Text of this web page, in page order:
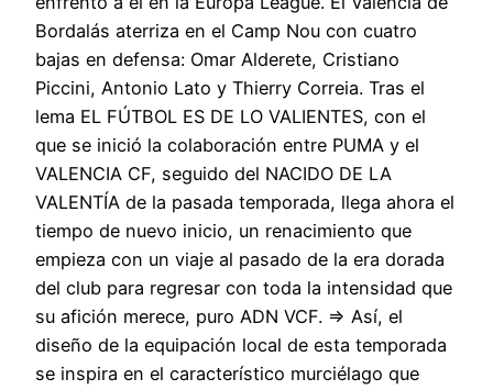
Bordalás aterriza en el Camp Nou con cuatro
bajas en defensa: Omar Alderete, Cristiano
Piccini, Antonio Lato y Thierry Correia. Tras el
lema EL FÚTBOL ES DE LO VALIENTES, con el
que se inició la colaboración entre PUMA y el
VALENCIA CF, seguido del NACIDO DE LA
VALENTÍA de la pasada temporada, llega ahora el
tiempo de nuevo inicio, un renacimiento que
empieza con un viaje al pasado de la era dorada
del club para regresar con toda la intensidad que
su afición merece, puro ADN VCF. ⇒ Así, el
diseño de la equipación local de esta temporada
se inspira en el característico murciélago que